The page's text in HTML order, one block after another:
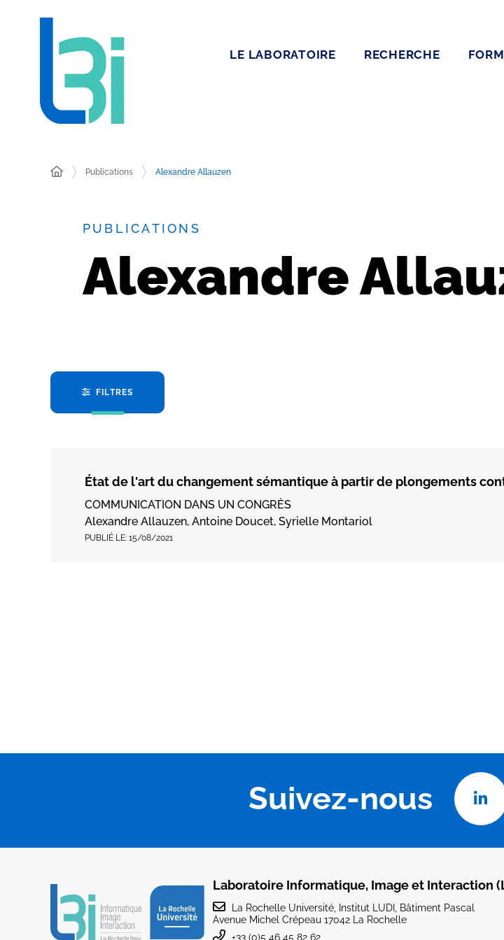
LE LABORATOIRE RECHERCHE
Publications Alexandre Allauzen
PUBLICATIONS
Alexandre
FILTRES
État de l'art du changement sémantique à partir de plongements
COMMUNICATION DANS UN CONGRÈS
Alexandre Allauzen, Antoine Doucet, Syrielle Montariol
PUBLIÉ LE: 15/08/2021
Suivez-nous
Laboratoire Informatique, Image et Interaction
La Rochelle Université, Institut LUDI, Bâtiment Pascal
Avenue Michel Crépeau 17042 La Rochelle
+33 (0)5 46 45 82 62